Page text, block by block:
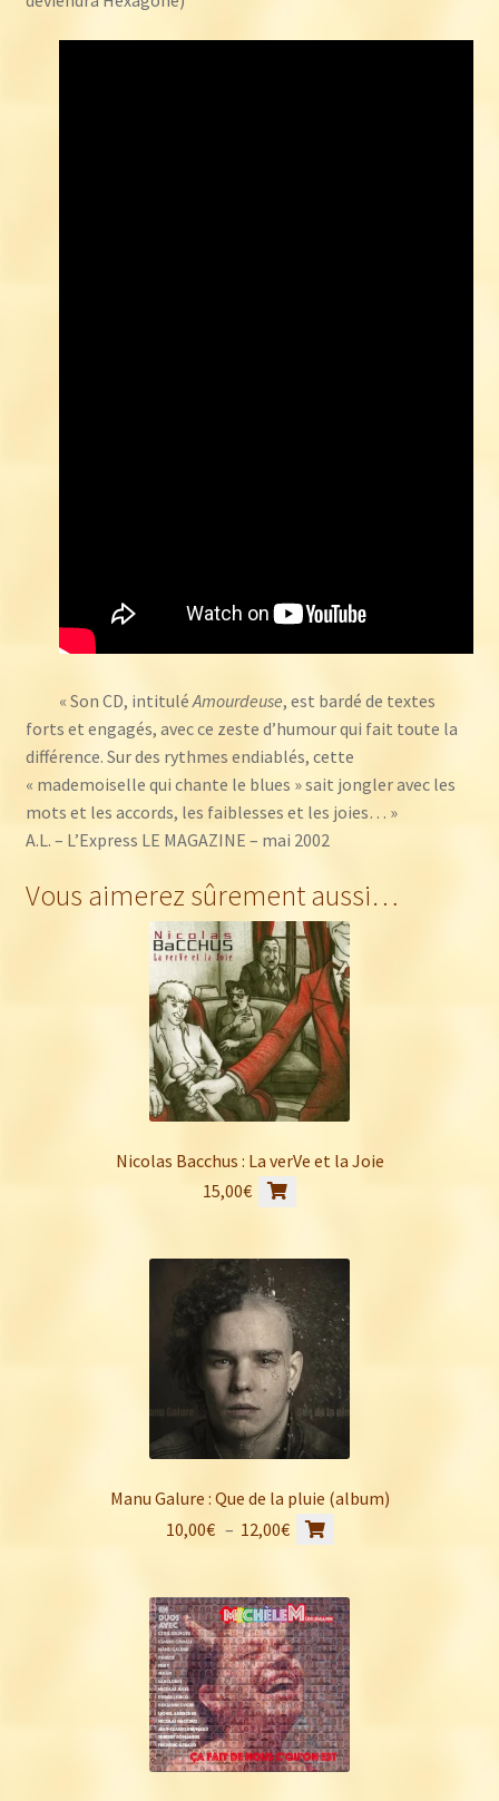
« Son CD, intitulé Amourdeuse, est bardé de textes
forts et engagés, avec ce zeste d’humour qui fait toute la
différence. Sur des rythmes endiablés, cette
« mademoiselle qui chante le blues » sait jongler avec les
mots et les accords, les faiblesses et les joies… »
A.L. – L’Express LE MAGAZINE – mai 2002
Vous aimerez sûrement aussi…
Nicolas Bacchus : La verVe et la Joie
15,00€
Manu Galure : Que de la pluie (album)
10,00€ – 12,00€ Plage
10,00€
à
12,00€
plusieurs
variations.
Les
options
peuvent
être
choisies